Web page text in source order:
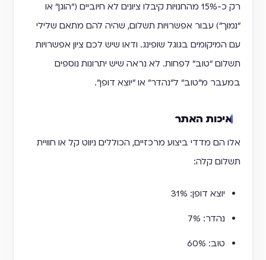
רק כ-15% מהחנויות קיבלו ציונים לא חיוביים ("הוגן" או
"נמוך") עבור אפשרויות תשלום, שהיה להם מתאם שלילי
עם המיקומים בגוגל שופינג. ודאו שיש לכם ציון אפשרויות
תשלום "טוב" לפחות. לא נראה שיש יתרונות נוספים
במעבר מ"טוב" ל"נהדר" או "יוצא דופן".
איכות האתר
אלו הם מדדי ביצוע מרכזיים, הכוללים ניווט קל או חוויית
תשלום קלה:
יוצא דופן: 31%
נהדר: 7%
טוב: 60%